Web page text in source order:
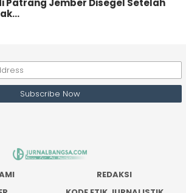
Patrang Jember Disegel Setelah
REDAKSI